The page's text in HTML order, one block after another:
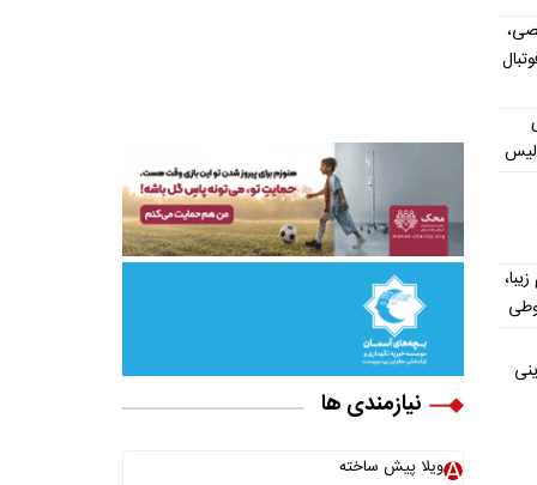
از ۳۰۰ اسم زیبا،
نیازمندی ها
ویلا پیش ساخته